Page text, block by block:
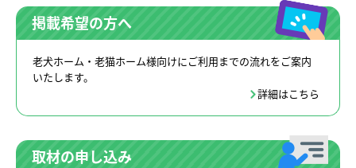
掲載希望の方へ
老犬ホーム・老猫ホーム様向けにご利用までの流れをご案内
いたします。
詳細はこちら
取材の申し込み